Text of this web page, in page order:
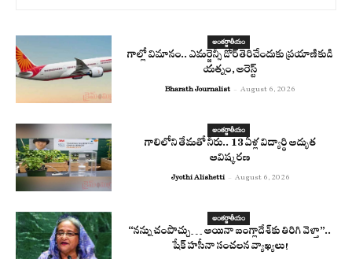
అంతర్జాతీయం
గాల్లో విమానం.. ఎమర్జెన్సీ డోర్ తెరిచేందుకు ప్రయాణికుడి
యత్నం, అరెస్ట్
Bharath Journalist - August 6, 2026
అంతర్జాతీయం
గాలిలోని తేమతో నీరు.. 13 ఏళ్ల విద్యార్థి అద్భుత
ఆవిష్కరణ
Jyothi Alishetti - August 6, 2026
అంతర్జాతీయం
“నన్ను చంపొచ్చు… అయినా బంగ్లాదేశ్‌కు తిరిగి వెళ్తా”..
షేక్ హసీనా సంచలన వ్యాఖ్యలు!